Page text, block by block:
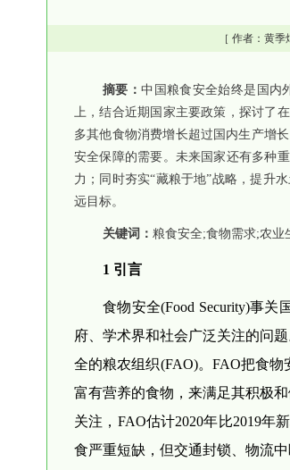
［ 作者： 黄季
摘要：中国粮食安全始终是国内
上，结合近期国家主要政策，探讨了
多其他食物消费增长超过国内生产增
安全保障的需要。未来国家还有多种
力；同时夯实“藏粮于地”战略，提升
远目标。
关键词： 粮食安全;食物需求;农业
1 引言
食物安全(Food Security)事
府、学术界和社会广泛关注的问
全的粮农组织(FAO)。FAO把食
富有营养的食物，来满足其积极
关注，FAO估计2020年比2019年
食严重短缺，但交通封锁、物流